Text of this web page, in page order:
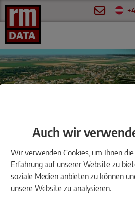
Auch wir
Wir verwenden Cookies, um Ihnen
Erfahrung auf unserer Website zu
soziale Medien anbieten zu können
unsere Website zu analysieren.
Webinar
Version 2026.2: Edition
Do, 9. Juli 2026 | 10:00